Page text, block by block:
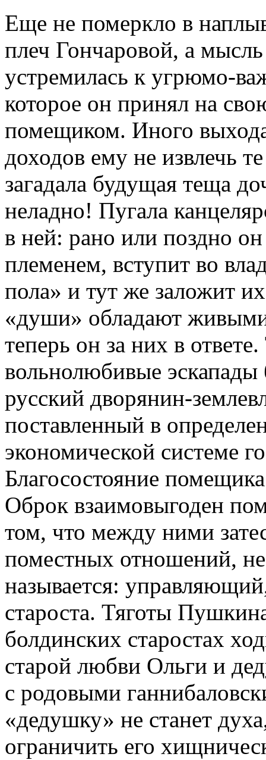
Еще не померкло в
плеч Гончаровой, а
устремилась к угрюмо-
которое он принял на
помещиком. Иного
доходов ему не извлечь
загадала будущая теща
неладно! Пугала
в ней: рано или поздно
племенем, вступит во
пола» и тут же заложит
«души» обладают
теперь он за них в
вольнолюбивые
русский дворянин-
поставленный в
экономической системе
Благосостояние
Оброк взаимовыгоден
том, что между ними
поместных отношений,
называется:
староста. Тяготы
болдинских старостах
старой любви Ольги и
с родовыми
«дедушку» не станет
ограничить его